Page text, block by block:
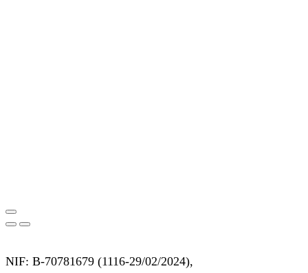
NIF: B-70781679 (1116-29/02/2024),